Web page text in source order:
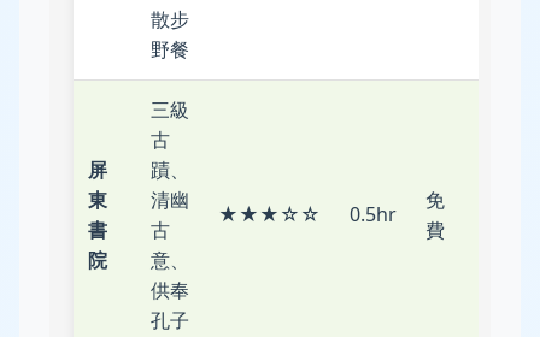
散步
野餐
屏
東
書
院
三級
古
蹟、
清幽
古
意、
供奉
孔子
★★★☆☆ 0.5hr
免
費